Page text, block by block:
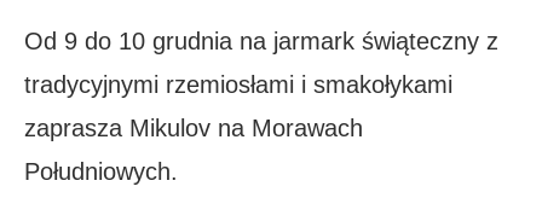
Od 9 do 10 grudnia na jarmark świąteczny z
tradycyjnymi rzemiosłami i smakołykami
zaprasza Mikulov na Morawach
Południowych.